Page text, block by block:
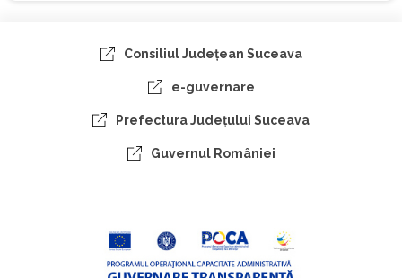
Consiliul Judeţean Suceava
e-guvernare
Prefectura Judeţului Suceava
Guvernul României